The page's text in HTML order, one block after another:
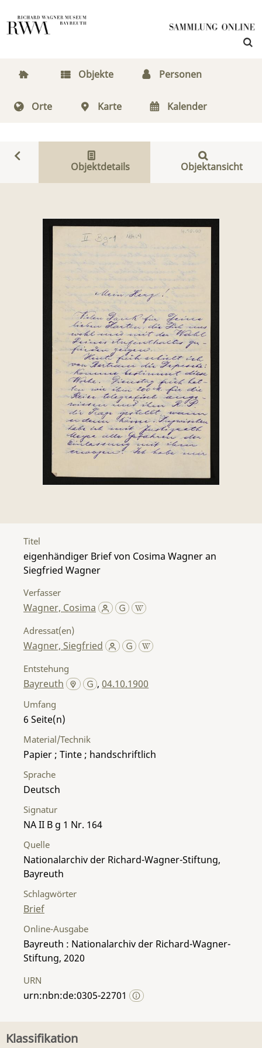
Objekte Personen
Orte Karte Kalender
Objektdetails Objektansicht
Titel
eigenhändiger Brief von Cosima Wagner an
Siegfried Wagner
Verfasser
Wagner, Cosima
Adressat(en)
Wagner, Siegfried
Entstehung
Bayreuth ,04.10.1900
Umfang
6
Material/Technik
Papier ; Tinte ; handschriftlich
Sprache
Deutsch
Signatur
NA II B g 1 Nr. 164
Quelle
Nationalarchiv der Richard-Wagner-Stiftung,
Bayreuth
Schlagwörter
Brief
Online-Ausgabe
Bayreuth : Nationalarchiv der Richard-Wagner-
Stiftung, 2020
URN
urn:nbn:de:0305-22701
Klassifikation